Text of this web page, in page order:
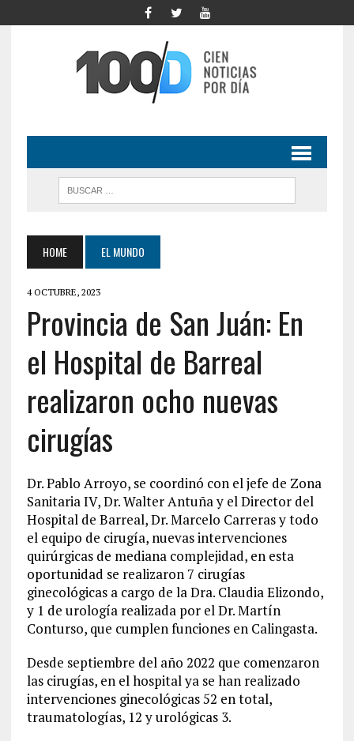
HOME EL MUNDO
4 OCTUBRE, 2023
Provincia de San Juán: En
el Hospital de Barreal
realizaron ocho nuevas
cirugías
Dr. Pablo Arroyo, se coordinó con el jefe de Zona
Sanitaria IV, Dr. Walter Antuña y el Director del
Hospital de Barreal, Dr. Marcelo Carreras y todo
el equipo de cirugía, nuevas intervenciones
quirúrgicas de mediana complejidad, en esta
oportunidad se realizaron 7 cirugías
ginecológicas a cargo de la Dra. Claudia Elizondo,
y 1 de urología realizada por el Dr. Martín
Conturso, que cumplen funciones en Calingasta.
Desde septiembre del año 2022 que comenzaron
las cirugías, en el hospital ya se han realizado
intervenciones ginecológicas 52 en total,
traumatologías, 12 y urológicas 3.